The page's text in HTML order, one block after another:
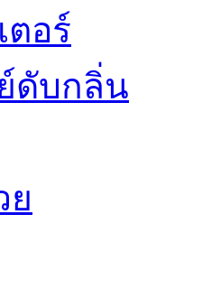
ตอร์
ดับกลิ่น
ย